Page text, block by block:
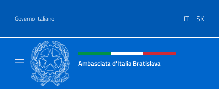
Governo Italiano IT SK
Intestazione sito, social e menù
Ambasciata d'Italia Bratislava